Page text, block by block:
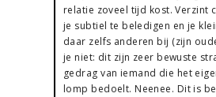
relatie zoveel tijd kost. Verzint
je subtiel te beledigen en je
daar zelfs anderen bij (zijn
je niet: dit zijn zeer bewuste
gedrag van iemand die het
lomp bedoelt. Neenee. Dit is